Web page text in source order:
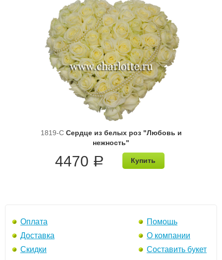
1819-C Сердце из белых роз "Любовь и
нежность"
4470 a Купить
Оплата
Доставка
Скидки
Помощь
О компании
Составить букет